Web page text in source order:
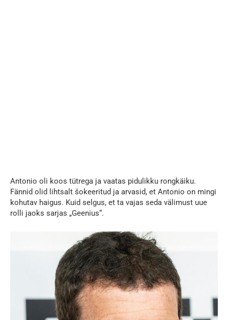
Antonio oli koos tütrega ja vaatas pidulikku rongkäiku.
Fännid olid lihtsalt šokeeritud ja arvasid, et Antonio on mingi
kohutav haigus. Kuid selgus, et ta vajas seda välimust uue
rolli jaoks sarjas „Geenius“.